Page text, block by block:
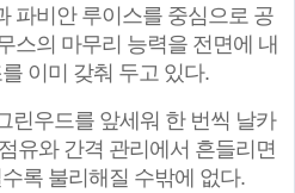
파비안 루이스를 중심으로 공
스의 마무리 능력을 전면에 내
이미 갖춰 두고 있다.
린우드를 앞세워 한 번씩 날카
유와 간격 관리에서 흔들리면
록 불리해질 수밖에 없다.